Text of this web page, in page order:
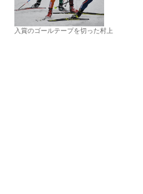
入賞のゴールテープを切った村上